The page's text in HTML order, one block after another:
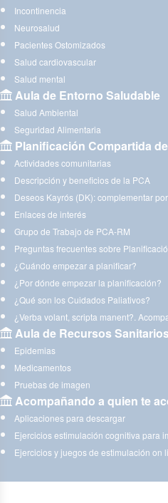
Incontinencia
Neurosalud
Pacientes Ostomizados
Salud cardiovascular
Salud mental
Aula de Entorno Saludable
Salud Ambiental
Seguridad Alimentaria
Planificación Compartida
Actividades comunitarias
Descripción y beneficios de la PCA
Deseos Kayrós (DK): complementar
Enlaces de interés
Grupo de Trabajo de PCA-RM
Preguntas frecuentes sobre
¿Cuándo empezar a planificar?
¿Por dónde empezar la planificación?
¿Qué son los Cuidados Paliativos?
¿Verba volant, scripta manent?.
Aula de Recursos
Epidemias
Medicamentos
Pruebas de imagen
Acompañando a quien te
Aplicaciones para descargar
Ejercicios estimulación cognitiva para
Ejercicios y juegos de estimulación on